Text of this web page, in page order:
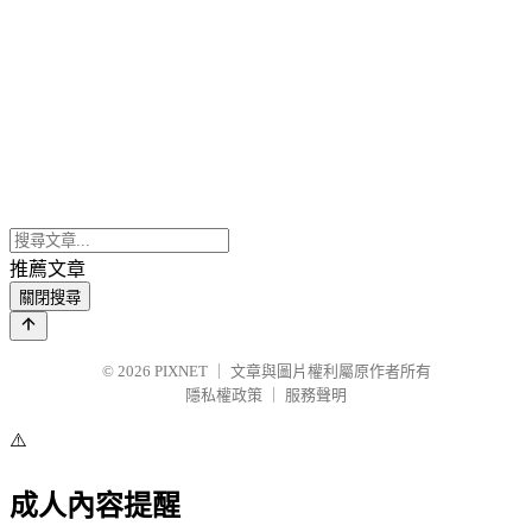
推薦文章
關閉搜尋
© 2026 PIXNET
文章與圖片權利屬原作者所有
隱私權政策
服務聲明
⚠️
成人內容提醒